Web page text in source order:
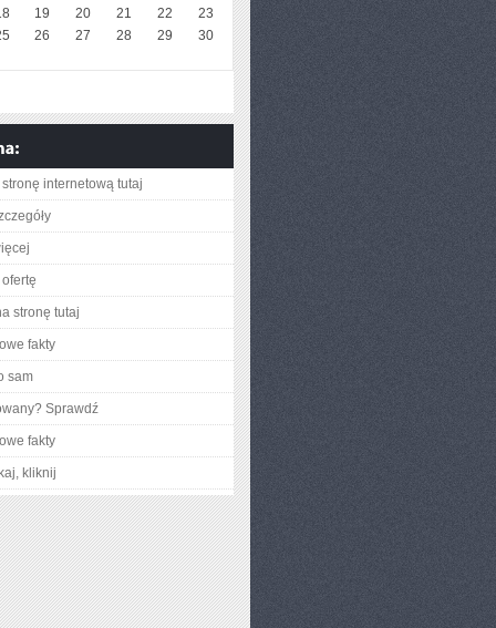
19 20 21 22
23
26 27 28 29 30
internetową tutaj
stronę tutaj
fakty
sam
Sprawdź
fakty
kliknij